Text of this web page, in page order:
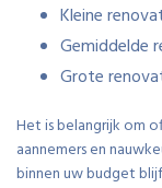
Kleine
Gemiddelde
Grote
Het is belangrijk om
aannemers en
binnen uw budget